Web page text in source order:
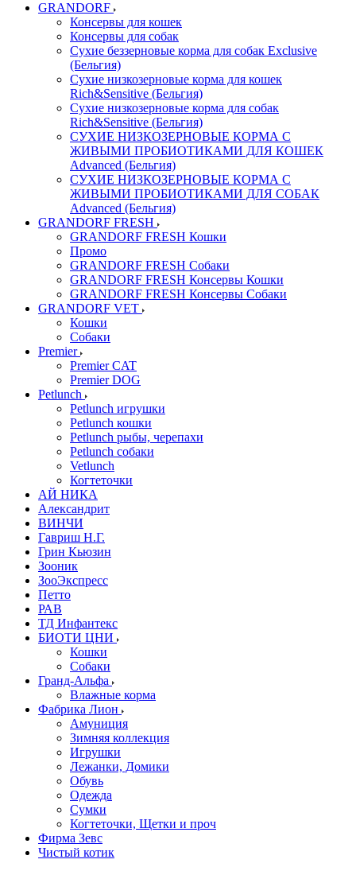
GRANDORF
Консервы для кошек
Консервы для собак
Сухие беззерновые корма для собак Exclusive
(Бельгия)
Сухие низкозерновые корма для кошек
Rich&Sensitive (Бельгия)
Сухие низкозерновые корма для собак
Rich&Sensitive (Бельгия)
СУХИЕ НИЗКОЗЕРНОВЫЕ КОРМА С
ЖИВЫМИ ПРОБИОТИКАМИ ДЛЯ КОШЕК
Advanced (Бельгия)
СУХИЕ НИЗКОЗЕРНОВЫЕ КОРМА С
ЖИВЫМИ ПРОБИОТИКАМИ ДЛЯ СОБАК
Advanced (Бельгия)
GRANDORF FRESH
GRANDORF FRESH Кошки
Промо
GRANDORF FRESH Собаки
GRANDORF FRESH Консервы Кошки
GRANDORF FRESH Консервы Собаки
GRANDORF VET
Кошки
Собаки
Premier
Premier CAT
Premier DOG
Petlunch
Petlunch игрушки
Petlunch кошки
Petlunch рыбы, черепахи
Petlunch собаки
Vetlunch
Когтеточки
АЙ НИКА
Александрит
ВИНЧИ
Гавриш Н.Г.
Грин Кьюзин
Зооник
ЗооЭкспресс
Петто
РАВ
ТД Инфантекс
БИОТИ ЦНИ
Кошки
Собаки
Гранд-Альфа
Влажные корма
Фабрика Лион
Амуниция
Зимняя коллекция
Игрушки
Лежанки, Домики
Обувь
Одежда
Сумки
Когтеточки, Щетки и проч
Фирма Зевс
Чистый котик